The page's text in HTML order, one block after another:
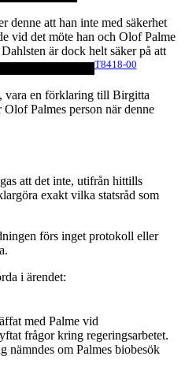
denne att han inte med säkerhet
vid det möte han och Olof Palme
är dock helt säker på att
T8418-00
vara en förklaring till Birgitta
Palmes person när denne
att det inte, utifrån hittills
exakt vilka statsråd som
förs inget protokoll eller
i ärendet:
med Palme vid
frågor kring regeringsarbetet.
nämndes om Palmes biobesök